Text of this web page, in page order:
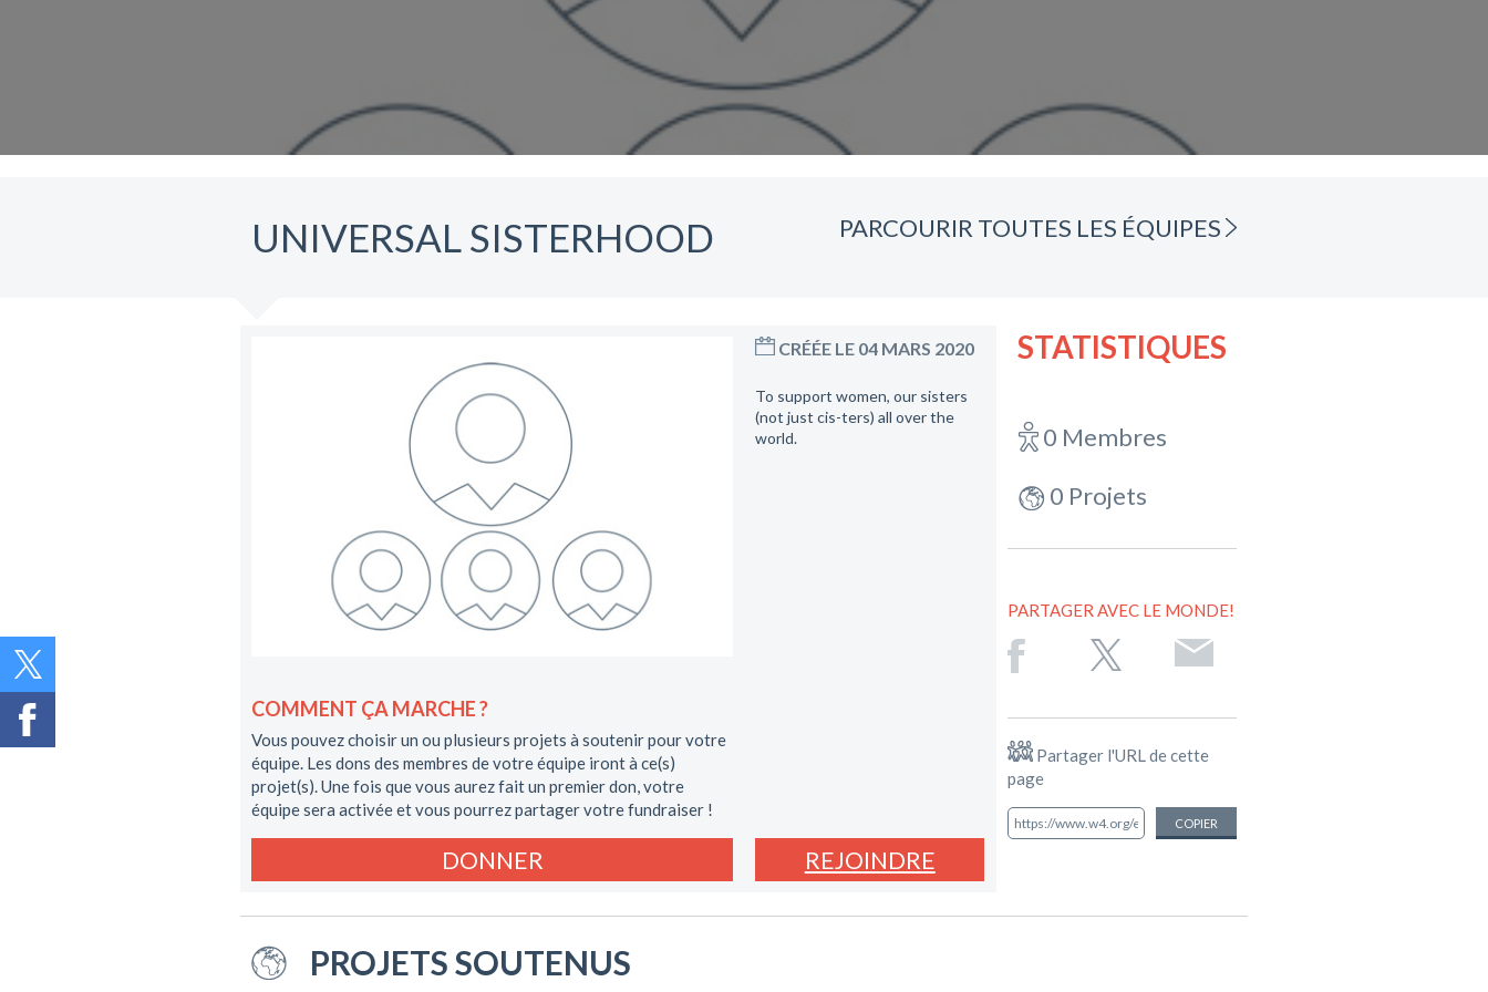
UNIVERSAL SISTERHOOD PARCOURIR TOUTES LES ÉQUIPES
COMMENT ÇA MARCHE ?
Vous pouvez choisir un ou plusieurs projets à soutenir pour votre
équipe. Les dons des membres de votre équipe iront à ce(s)
projet(s). Une fois que vous aurez fait un premier don, votre
équipe sera activée et vous pourrez partager votre fundraiser !
CRÉÉE LE 04 MARS 2020
To support women, our sisters
(not just cis-ters) all over the
world.
DONNER REJOINDRE
STATISTIQUES
0 Membres
0 Projets
PARTAGER AVEC LE MONDE!
Partager l'URL de cette
page
COPIER
PROJETS SOUTENUS